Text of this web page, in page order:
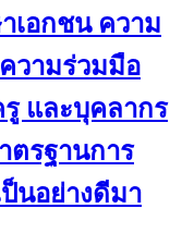
เอกชน ความ
วามร่วมมือ
และบุคลากร
รฐานการ
ป็นอย่างดีมา